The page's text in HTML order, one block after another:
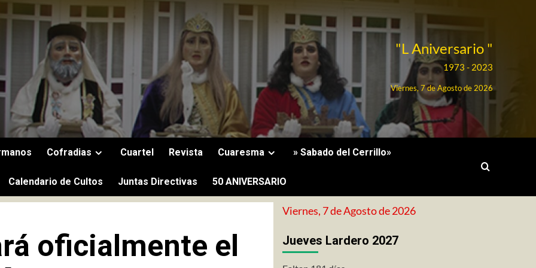
"L Aniversario "
1973 - 2023
Viernes, 7 de Agosto de 2026
Cofradias Cuartel Revista Cuaresma » Sabado del Cerrillo»
Calendario de Cultos Juntas Directivas 50 ANIVERSARIO
oficialmente el
Viernes, 7 de Agosto de 2026
Jueves Lardero 2027